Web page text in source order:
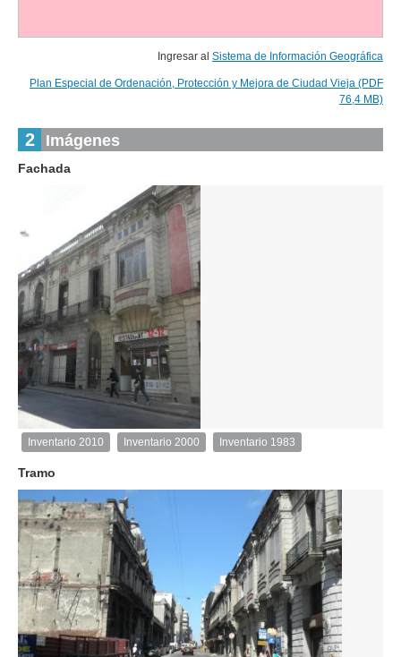
Ingresar al Sistema de Información Geográfica
Plan Especial de Ordenación, Protección y Mejora de Ciudad Vieja (PDF
76,4 MB)
2 Imágenes
Fachada
Inventario
2010
Descargar
imagen
original
Inventario 2010
1de1
Inventario 2000
Inventario 1983
Tramo